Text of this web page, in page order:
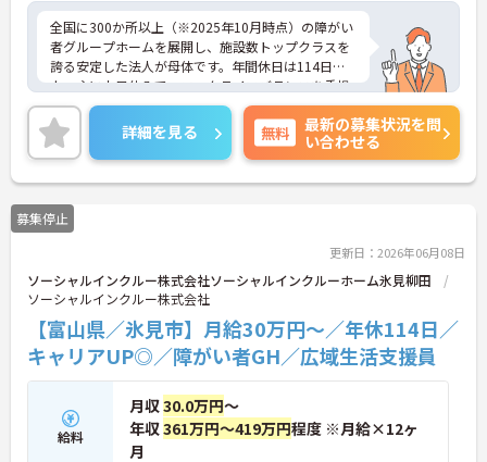
祉経験歓迎
全国に300か所以上（※2025年10月時点）の障がい
者グループホームを展開し、施設数トップクラスを
誇る安定した法人が母体です。年間休日は114日以
上、主に土日休みで、ワークライフバランスを重視
した働き方が可能です。産前産後・育児休暇制度も
あり、子育て世代も安心して働ける環境が整ってい
ます。一般社員研修や外部勉強会受講支援制度など
を通じて着実にスキルアップもできます。チームを
まとめ、メンバーの成長を後押しすることにやりが
いを感じる方、新しい挑戦に意欲的な方にぴったり
の職場です。ご興味のある方は詳細等をお伝えしま
詳細を見る 無料
最新の募集状況を問
い合わせる
募集停止
更新日：2026年06月08日
ソーシャルインクルー株式会社ソーシャルインクルーホーム氷見柳田
ソーシャルインクルー株式会社
【富山県／氷見市】月給30万円～／年休114日／
キャリアUP◎／障がい者GH／広域生活支援員
給料
月収30.0万円～
年収361万円～419万円程度 ※月給×12ヶ
月